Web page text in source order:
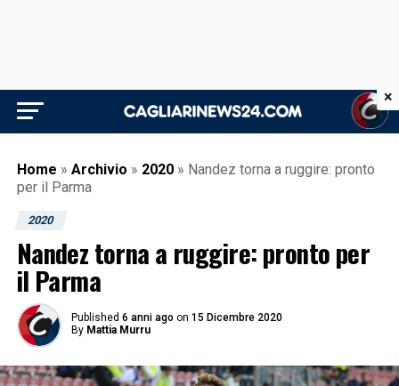
Home » Archivio » 2020 » Nandez torna a ruggire: pronto
per il Parma
2020
Nandez torna a ruggire: pronto per
il Parma
Published 6 anni ago on 15 Dicembre 2020
By Mattia Murru
×